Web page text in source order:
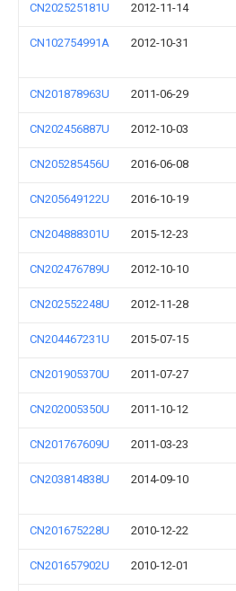
CN202525181U 2012-11-14
CN102754991A 2012-10-31
CN201878963U 2011-06-29
CN202456887U 2012-10-03
CN205285456U 2016-06-08
CN205649122U 2016-10-19
CN204888301U 2015-12-23
CN202476789U 2012-10-10
CN202552248U 2012-11-28
CN204467231U 2015-07-15
CN201905370U 2011-07-27
CN202005350U 2011-10-12
CN201767609U 2011-03-23
CN203814838U 2014-09-10
CN201675228U 2010-12-22
CN201657902U 2010-12-01